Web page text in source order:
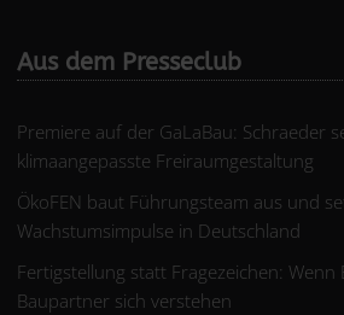
Aus dem Presseclub
Premiere auf der GaLaBau: Schraeder
klimaangepasste Freiraumgestaltung
ÖkoFEN baut Führungsteam aus und
Wachstumsimpulse in Deutschland
Fertigstellung statt Fragezeichen: Wenn
Baupartner sich verstehen